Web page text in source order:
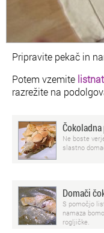
Pripravite pekač in
Potem vzemite
razrežite na
Ne boste
slastno
Domači
S pomočjo
namaza
rogljičke.